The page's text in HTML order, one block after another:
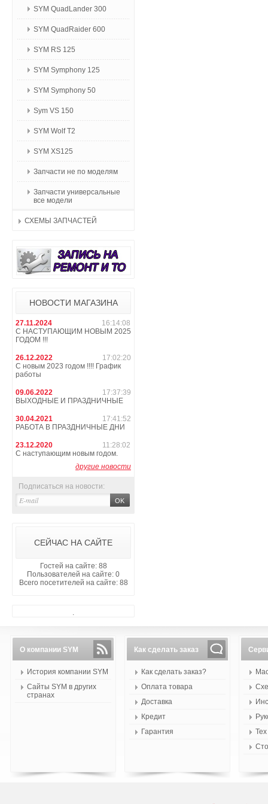
SYM QuadLander 300
SYM QuadRaider 600
SYM RS 125
SYM Symphony 125
SYM Symphony 50
Sym VS 150
SYM Wolf T2
SYM XS125
Запчасти не по моделям
Запчасти универсальные
все модели
СХЕМЫ ЗАПЧАСТЕЙ
НОВОСТИ МАГАЗИНА
27.11.2024
16:14:08
С НАСТУПАЮЩИМ НОВЫМ 2025
ГОДОМ !!!
26.12.2022
17:02:20
С новым 2023 годом !!!! График
работы
09.06.2022
17:37:39
ВЫХОДНЫЕ И ПРАЗДНИЧНЫЕ
30.04.2021
17:41:52
РАБОТА В ПРАЗДНИЧНЫЕ ДНИ
23.12.2020
11:28:02
С наступающим новым годом.
другие новости
Подписаться на новости:
СЕЙЧАС НА САЙТЕ
Гостей на сайте: 88
Пользователей на сайте: 0
Всего посетителей на сайте: 88
.
О компании SYM
История компании SYM
Сайты SYM в других
странах
Как сделать заказ
Как сделать заказ?
Оплата товара
Доставка
Кредит
Гарантия